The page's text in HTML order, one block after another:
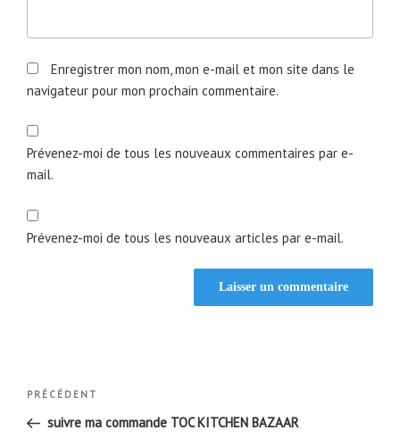
Enregistrer mon nom, mon e-mail et mon site dans le
navigateur pour mon prochain commentaire.
Prévenez-moi de tous les nouveaux commentaires par e-
mail.
Prévenez-moi de tous les nouveaux articles par e-mail.
Navigation
l’article
Article
précédent
PRÉCÉDENT
suivre ma commande TOC KITCHEN BAZAAR